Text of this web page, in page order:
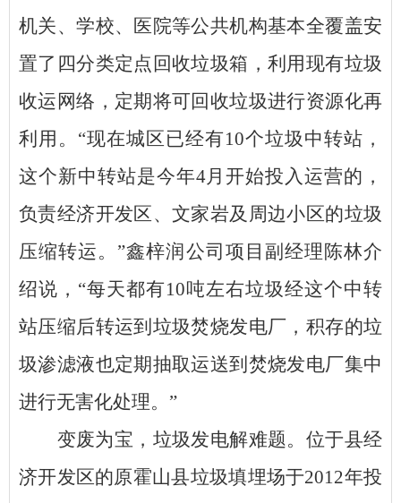
机关、学校、医院等公共机构基本全覆盖安
置了四分类定点回收垃圾箱，利用现有垃圾
收运网络，定期将可回收垃圾进行资源化再
利用。“现在城区已经有10个垃圾中转站，
这个新中转站是今年4月开始投入运营的，
负责经济开发区、文家岩及周边小区的垃圾
压缩转运。”鑫梓润公司项目副经理陈林介
绍说，“每天都有10吨左右垃圾经这个中转
站压缩后转运到垃圾焚烧发电厂，积存的垃
圾渗滤液也定期抽取运送到焚烧发电厂集中
进行无害化处理。”
变废为宝，垃圾发电解难题。 位于县经
济开发区的原霍山县垃圾填埋场于2012年投